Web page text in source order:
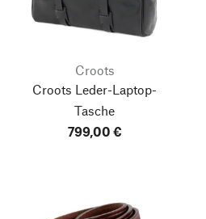
Croots
Croots Leder-Laptop-
Tasche
799,00 €